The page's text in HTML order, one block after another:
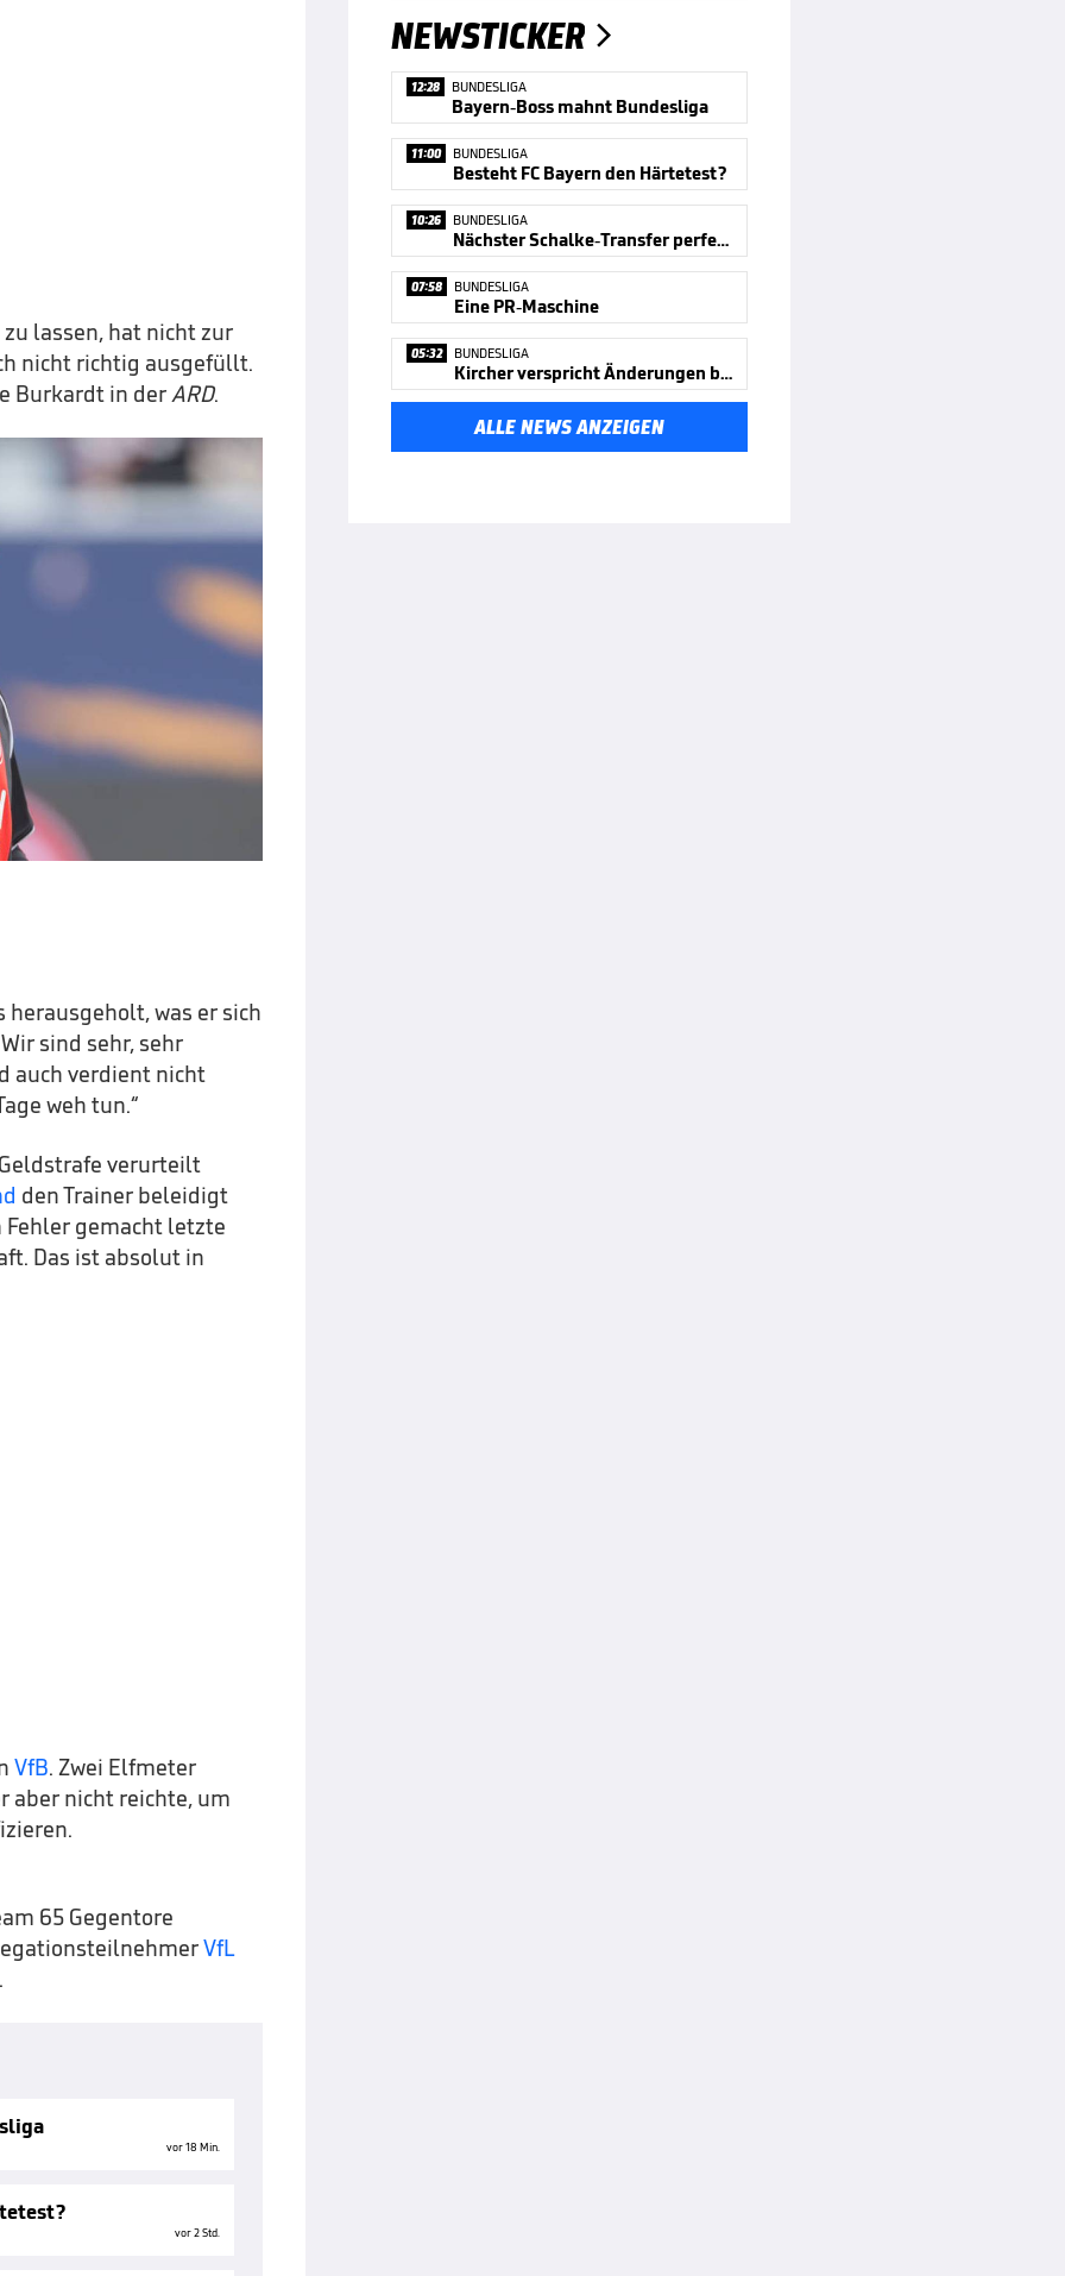
zu lassen, hat nicht zur
nicht richtig ausgefüllt.
Burkardt in derARD.
herausgeholt, was er sich
sind sehr, sehr
auch verdient nicht
weh tun.“
verurteilt
den Trainer beleidigt
Fehler gemacht letzte
Das ist absolut in
VfB. Zwei Elfmeter
aber nicht reichte, um
65 Gegentore
VfL
vor 18 Min.
vor 2 Std.
NEWSTICKER 
12:28 BUNDESLIGA
Bayern-Boss mahnt Bundesliga
11:00 BUNDESLIGA
Besteht FC Bayern den Härtetest?
10:26 BUNDESLIGA
Nächster Schalke-Transfer perfekt
07:58 BUNDESLIGA
Eine PR-Maschine
05:32 BUNDESLIGA
Kircher verspricht Änderungen beim VAR
ALLE NEWS ANZEIGEN